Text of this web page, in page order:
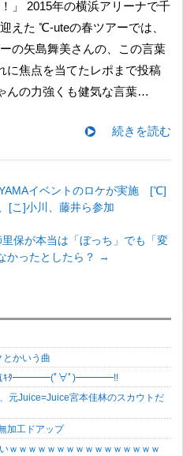
」 2015年の横浜アリーナで千
えた ℃-uteの春ツアーでは、
の矢島舞美さんの、この言葉
に焦点を当てたレポまで投稿
んの力強くも健気な言葉…
続きを読む
イベントのロケが実施 [℃]
[こ]小川、藤井ら参加
保が本当は「ぼっち」でも「変
かったとしたら？ →
かいう曲
写真ｷﾀ━━━━(ﾟ∀ﾟ)━━━━!!
元Juice=Juice宮本佳林のスカウトだ
加工ドアップ
ｗｗｗｗｗｗｗｗｗｗｗｗｗｗｗｗ